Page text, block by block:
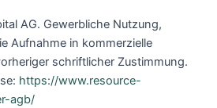
AG. Gewerbliche Nutzung,
Aufnahme in kommerzielle
schriftlicher Zustimmung.
https://www.resource-
agb/